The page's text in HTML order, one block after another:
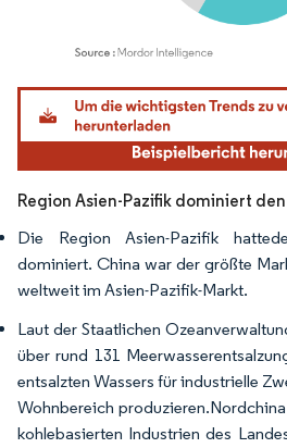
Bild © Mordor Intelligence.
Region Asien-Pazifik dominiert
Die Region Asien-Pazifik
dominiert. China war der größte
weltweit im Asien-Pazifik-Markt.
Laut der Staatlichen
über rund 131
entsalzten Wassers für industrielle
Wohnbereich
kohlebasierten Industrien des